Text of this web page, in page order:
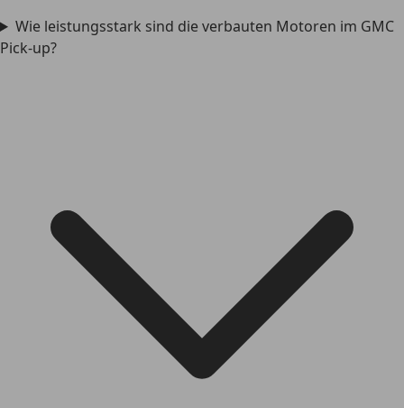
Wie leistungsstark sind die verbauten Motoren im GMC
Pick-up?